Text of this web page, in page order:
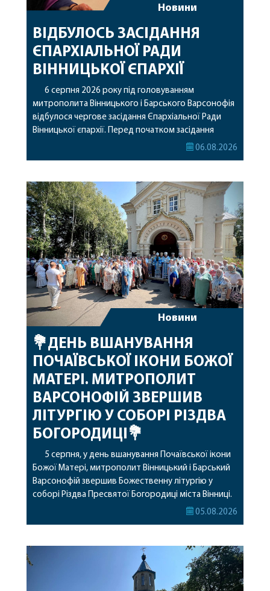
Новини
ВІДБУЛОСЬ ЗАСІДАННЯ
ЄПАРХІАЛЬНОЇ РАДИ
ВІННИЦЬКОЇ ЄПАРХІЇ
6 серпня 2026 року під головуванням
митрополита Вінницького і Барського Варсонофія
відбулося чергове засідання Єпархіальної Ради
Вінницької єпархії. Перед початком засідання
секретар Єпархіальної Ради від імені членів Ради
побажавши йому міцного здоров’я, Божої
допомоги, миру, духовної радості та
благословенних успіхів у подальшому
архіпастирському служінні. […]
06.08.2026
Новини
💐ДЕНЬ ВШАНУВАННЯ
ПОЧАЇВСЬКОЇ ІКОНИ БОЖОЇ
МАТЕРІ. МИТРОПОЛИТ
ВАРСОНОФІЙ ЗВЕРШИВ
ЛІТУРГІЮ У СОБОРІ РІЗДВА
БОГОРОДИЦІ💐
5 серпня, у день вшанування Почаївської ікони
Божої Матері, митрополит Вінницький і Барський
Варсонофій звершив Божественну літургію у
соборі Різдва Пресвятої Богородиці міста Вінниці.
Його Високопреосвященству співслужили
священному сані. Під час богослужіння підносилися
особливі молитви за мир в Україні, за воїнів, які
05.08.2026